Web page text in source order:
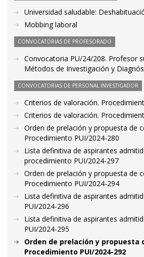
Universidad saludable:
Mobbing laboral
CONVOCATORIAS DE PROFESORADO
Convocatoria PU/24/208. Profesor
Métodos de Investigación y
CONVOCATORIAS DE PERSONAL INVESTIGADOR
Criterios de valoración.
Criterios de valoración.
Orden de prelación y propuesta de
Procedimiento PUI/2024-280
Lista definitiva de aspirantes
procedimiento PUI/2024-297
Orden de prelación y propuesta de
Procedimiento PUI/2024-294
Lista definitiva de aspirantes
PUI/2024-296
Lista definitiva de aspirantes
PUI/2024-295
Orden de prelación y propuesta
Procedimiento PUI/2024-292